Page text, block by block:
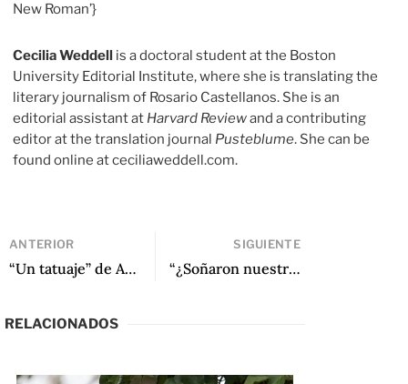
New Roman’}
Cecilia Weddell
is a doctoral student at the Boston
University Editorial Institute, where she is translating the
literary journalism of Rosario Castellanos. She is an
editorial assistant at Harvard Reviewand a contributing
editor at the translation journal Pusteblume. She can be
found online at ceciliaweddell.com.
ANTERIOR
“Un tatuaje” de Ana Clavel
SIGUIENTE
“¿Soñaron nuestras escritoras ci-fi con canciones de cuna androides?” de Marcelo Novoa
RELACIONADOS